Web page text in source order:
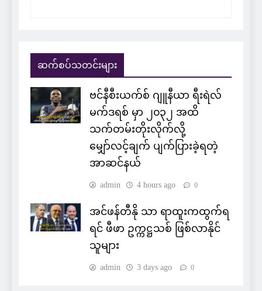
ဆက်စပ်သတင်းများ
ဗင်နီစီးယက်စ် ဂျူနီယာ ရီးရဲလ်
မက်ဒရစ် မှာ ၂၀၃၂ အထိ
သက်တမ်းတိုးလိုက်လို့
မျှော်လင့်ချက် ပျက်ပြားခဲ့ရတဲ့
အာဆင်နယ်
admin 4 hours ago 0
အင်ဖန်တီနို သာ ရာထူးကထွက်ရ
ရင် ဖီဖာ ဥက္ကဋ္ဌသစ် ဖြစ်လာနိုင်
သူများ
admin 3 days ago 0